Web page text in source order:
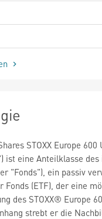
STOXX Europe 600
ist eine Anteilklasse des
"Fonds"), ein passiv
Fonds (ETF), der eine
des STOXX® Europe
strebt er die